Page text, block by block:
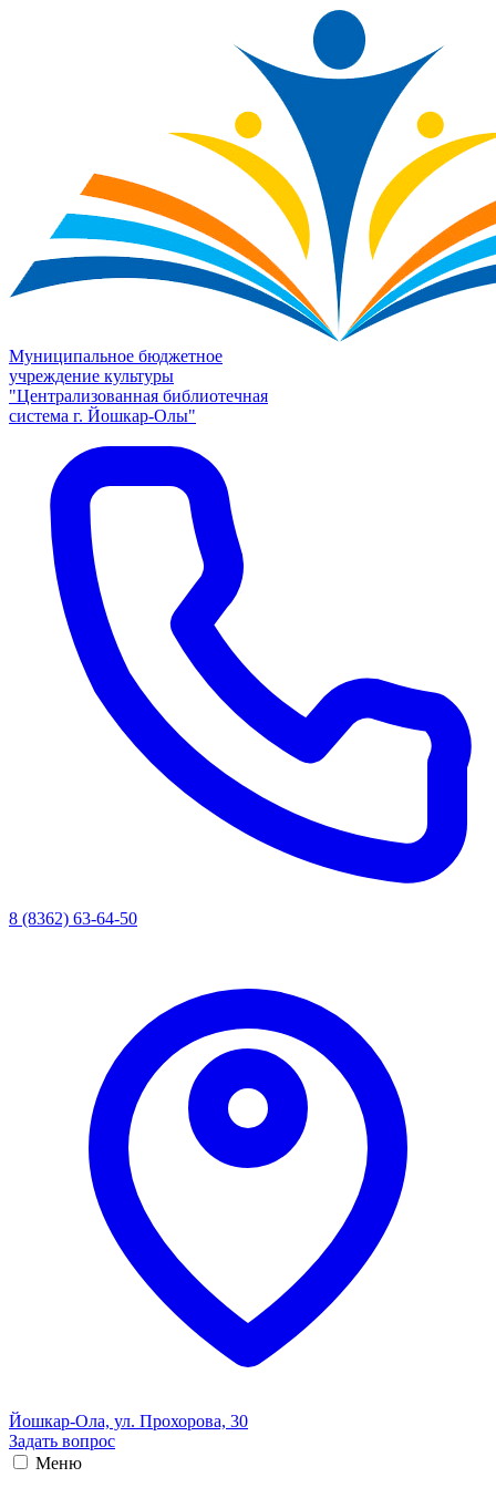
Муниципальное бюджетное
учреждение культуры
"Централизованная библиотечная
система г. Йошкар-Олы"
8 (8362) 63-64-50
Йошкар-Ола, ул. Прохорова, 30
Задать вопрос
Меню